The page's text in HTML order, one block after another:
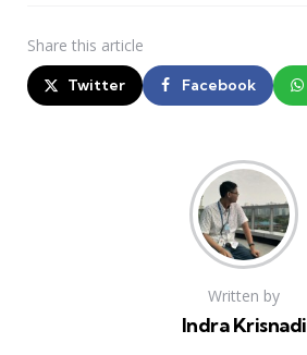
Share this article
Twitter Facebook
Written by
Indra Krisnadi